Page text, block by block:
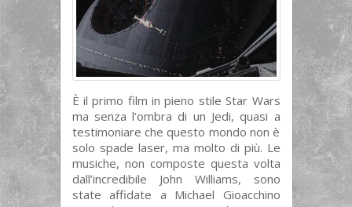
È il primo film in pieno stile Star Wars
ma senza l’ombra di un Jedi, quasi a
testimoniare che questo mondo non è
solo spade laser, ma molto di più. Le
musiche, non composte questa volta
dall’incredibile John Williams, sono
state affidate a Michael Gioacchino